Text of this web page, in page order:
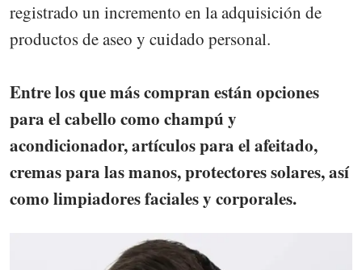
registrado un incremento en la adquisición de
productos de aseo y cuidado personal.
Entre los que más compran están opciones
para el cabello como champú y
acondicionador, artículos para el afeitado,
cremas para las manos, protectores solares, así
como limpiadores faciales y corporales.